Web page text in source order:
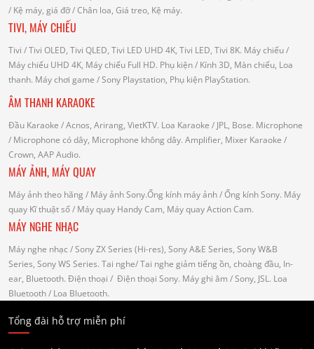
/ Kệ máy, giá đỡ/ Chân loa, Giá treo, Kệ máy.
TIVI, MÁY CHIẾU
Tivi / Tivi OLED, Tivi QLED, Tivi LED UHD 4K, Tivi LED, Tivi 8K. Máy chiếu/
Máy chiếu UHD 4K, Máy chiếu Full HD. Phụ kiện/ Kính 3D, Màn chiếu, Loa
thanh. Máy chơi game / Sony Playstation, Phụ kiện PlayStation.
ÂM THANH KARAOKE
Đầu Karaoke / Acnos, Arirang, VietKTV. Loa Karaoke / JPL, Bose. Microphone
/ Microphone có dây, Microphone không dây. Amplifier, Mixer Karaoke /
Crown, AAP Audio.
MÁY ẢNH, MÁY QUAY
Máy ảnh theo hãng / Máy ảnh Sony.Ống kính máy ảnh / Ống kính Sony. Máy
quay Kĩ thuật số/ Máy quay Handy Cam, Máy quay Action Cam.
MÁY NGHE NHẠC
Máy nghe nhạc / Sony ZX Series (Hi-res), Sony A&E Series, Sony W&B
Series, Sony WS Series. Tai nghe/ Tai nghe giảm tiếng ồn, choàng đầu, In-
ear, Bluetooth. Điện thoại / Điện thoại Sony. Máy ghi âm / Sony, JSL. Loa
Bluetooth/ Loa Bluetooth.
Tổng đài hỗ trợ miễn phí